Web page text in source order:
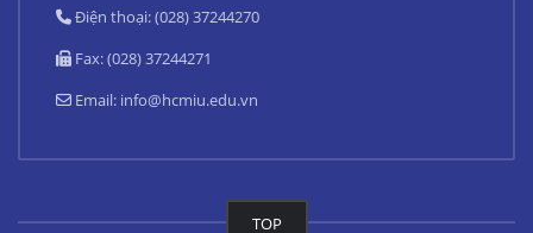
Điện thoại: (028) 37244270
Fax: (028) 37244271
Email: info@hcmiu.edu.vn
TOP